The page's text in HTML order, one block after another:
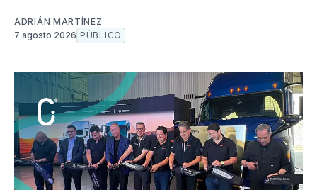
ADRIÁN MARTÍNEZ
7 agosto 2026 PÚBLICO